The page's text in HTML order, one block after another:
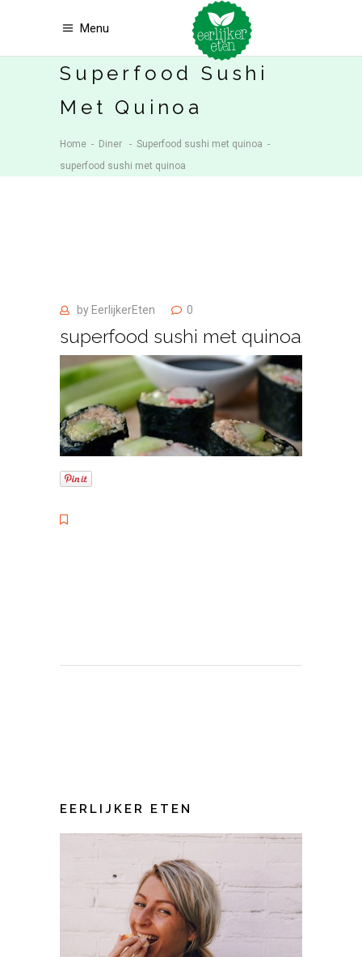
Menu
Superfood Sushi
Met Quinoa
Home - Diner - Superfood sushi met quinoa -
superfood sushi met quinoa
by EerlijkerEten 0
superfood sushi met quinoa
EERLIJKER ETEN